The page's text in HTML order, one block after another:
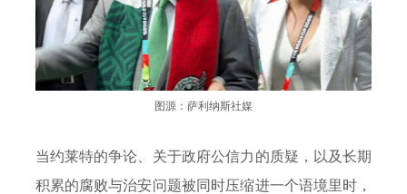
图源：萨利纳斯社媒
当约莱特的争论、关于政府公信力的质疑，以及长期
积累的腐败与治安问题被同时压缩进一个语境里时，